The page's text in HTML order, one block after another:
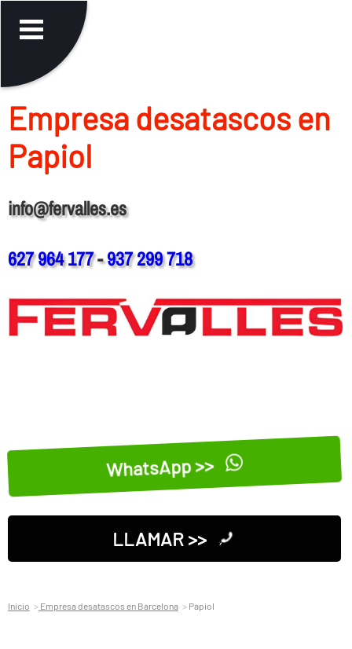
Empresa desatascos en
Papiol
info@fervalles.es
627 964 177-937 299 718
WhatsApp >>
LLAMAR >>
Inicio Empresa desatascos en Barcelona Papiol